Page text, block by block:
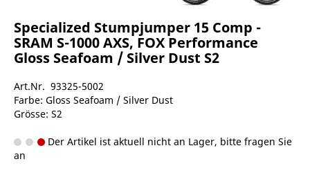
Specialized Stumpjumper 15 Comp -
SRAM S-1000 AXS, FOX Performance
Gloss Seafoam / Silver Dust S2
Art.Nr. 93325-5002
Farbe: Gloss Seafoam / Silver Dust
Grösse: S2
Der Artikel ist aktuell nicht an Lager, bitte fragen Sie
an